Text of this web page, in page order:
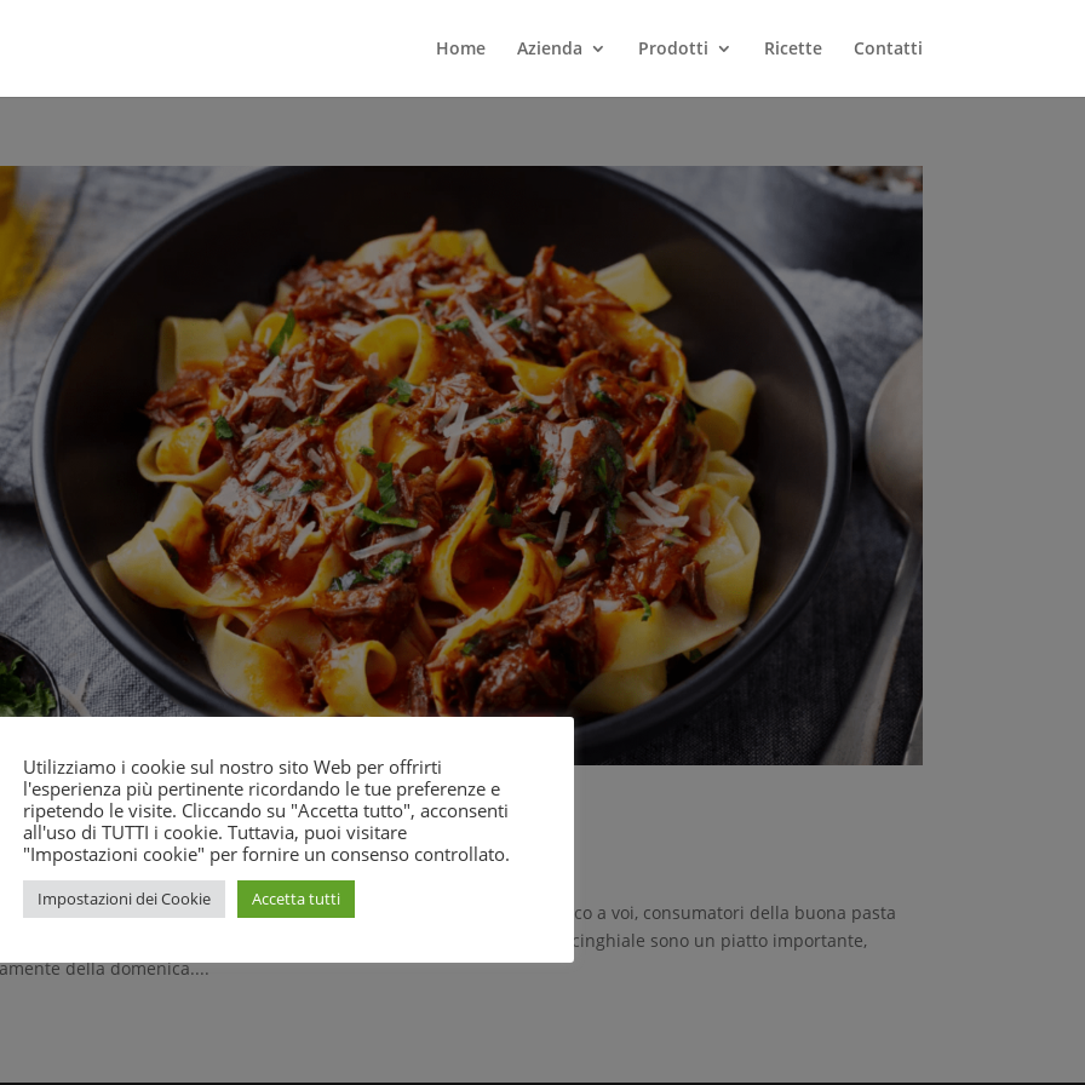
Home Azienda Prodotti Ricette Contatti
al sugo di cinghiale
2022
al cinghiale: la pasta al sugo di selvaggina da leccarsi i baffi Ecco a voi, consumatori della buona pasta
la ricetta originale delle pappardelle al cinghiale. Le pappardelle al cinghiale sono un piatto importante,
della domenica....
Utilizziamo i cookie sul nostro sito Web per offrirti
l'esperienza più pertinente ricordando le tue preferenze e
ripetendo le visite. Cliccando su "Accetta tutto", acconsenti
all'uso di TUTTI i cookie. Tuttavia, puoi visitare
"Impostazioni cookie" per fornire un consenso controllato.
Impostazioni dei Cookie Accetta tutti